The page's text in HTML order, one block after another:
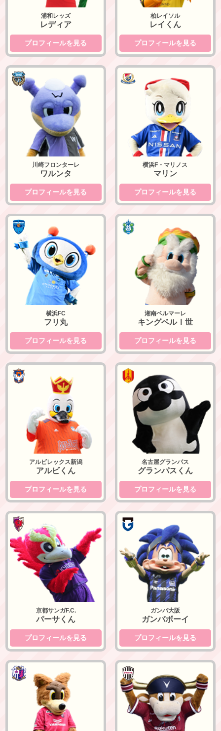
浦和レッズ
レディア
プロフィールを見る
柏レイソル
レイくん
プロフィールを見る
川崎フロンターレ
ワルンタ
プロフィールを見る
横浜F・マリノス
マリン
プロフィールを見る
横浜FC
フリ丸
プロフィールを見る
湘南ベルマーレ
キングベルⅠ世
プロフィールを見る
アルビレックス新潟
アルビくん
プロフィールを見る
名古屋グランパス
グランパスくん
プロフィールを見る
京都サンガF.C.
パーサくん
プロフィールを見る
ガンバ大阪
ガンバボーイ
プロフィールを見る